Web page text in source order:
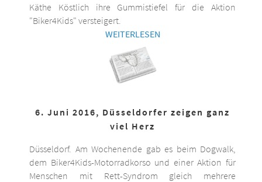
Käthe Köstlich ihre Gummistiefel für die Aktion
"Biker4Kids" versteigert.
WEITERLESEN
6. Juni 2016, Düsseldorfer zeigen ganz
viel Herz
Düsseldorf. Am Wochenende gab es beim Dogwalk,
dem Biker4Kids-Motorradkorso und einer Aktion für
Menschen mit Rett-Syndrom gleich mehrere